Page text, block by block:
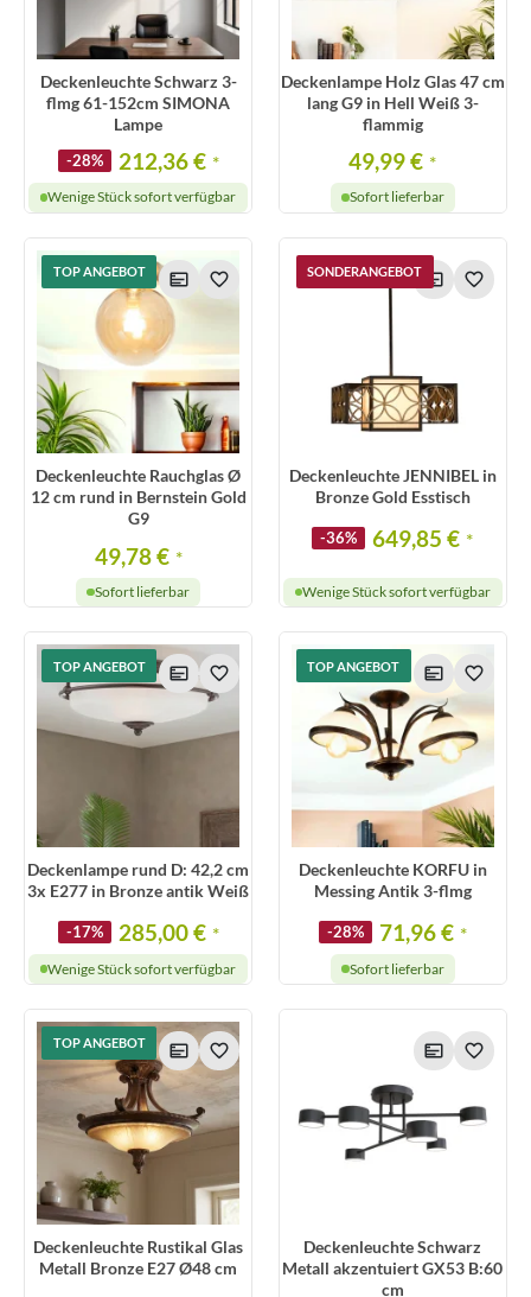
Deckenleuchte Schwarz 3-
flmg 61-152cm SIMONA
Lampe
-28% 212,36 € *
Wenige Stück sofort verfügbar
Deckenlampe Holz Glas 47 cm
lang G9 in Hell Weiß 3-
flammig
49,99 € *
Sofort lieferbar
TOP ANGEBOT
Deckenleuchte Rauchglas Ø
12 cm rund in Bernstein Gold
G9
49,78 € *
Sofort lieferbar
SONDERANGEBOT
Deckenleuchte JENNIBEL in
Bronze Gold Esstisch
-36% 649,85 € *
Wenige Stück sofort verfügbar
TOP ANGEBOT
Deckenlampe rund D: 42,2 cm
3x E277 in Bronze antik Weiß
-17% 285,00 € *
Wenige Stück sofort verfügbar
TOP ANGEBOT
Deckenleuchte KORFU in
Messing Antik 3-flmg
-28% 71,96 € *
Sofort lieferbar
TOP ANGEBOT
Deckenleuchte Rustikal Glas
Metall Bronze E27 Ø48 cm
Deckenleuchte Schwarz
Metall akzentuiert GX53 B:60
cm